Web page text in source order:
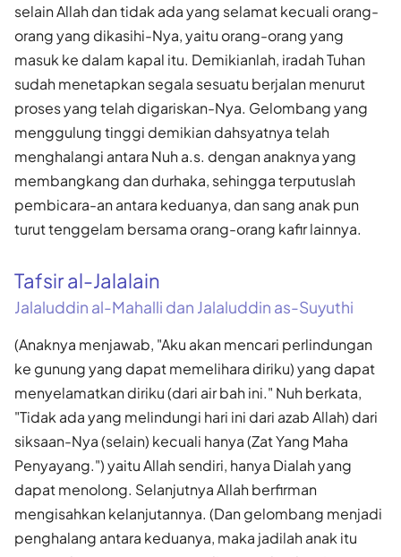
selain Allah dan tidak ada yang selamat kecuali orang-
orang yang dikasihi-Nya, yaitu orang-orang yang
masuk ke dalam kapal itu. Demikianlah, iradah Tuhan
sudah menetapkan segala sesuatu berjalan menurut
proses yang telah digariskan-Nya. Gelombang yang
menggulung tinggi demikian dahsyatnya telah
menghalangi antara Nuh a.s. dengan anaknya yang
membangkang dan durhaka, sehingga terputuslah
pembicara-an antara keduanya, dan sang anak pun
turut tenggelam bersama orang-orang kafir lainnya.
Tafsir al-Jalalain
Jalaluddin al-Mahalli dan Jalaluddin as-Suyuthi
(Anaknya menjawab, "Aku akan mencari perlindungan
ke gunung yang dapat memelihara diriku) yang dapat
menyelamatkan diriku (dari air bah ini." Nuh berkata,
"Tidak ada yang melindungi hari ini dari azab Allah) dari
siksaan-Nya (selain) kecuali hanya (Zat Yang Maha
Penyayang.") yaitu Allah sendiri, hanya Dialah yang
dapat menolong. Selanjutnya Allah berfirman
mengisahkan kelanjutannya. (Dan gelombang menjadi
penghalang antara keduanya, maka jadilah anak itu